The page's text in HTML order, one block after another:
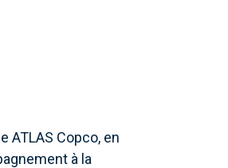
ATLAS Copco, en
à la